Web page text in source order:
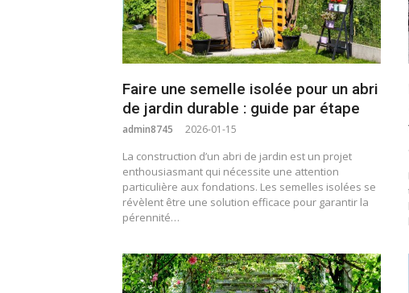
Faire une semelle isolée pour un abri
de jardin durable : guide par étape
admin8745 2026-01-15
La construction d’un abri de jardin est un projet
enthousiasmant qui nécessite une attention
particulière aux fondations. Les semelles isolées se
révèlent être une solution efficace pour garantir la
pérennité…